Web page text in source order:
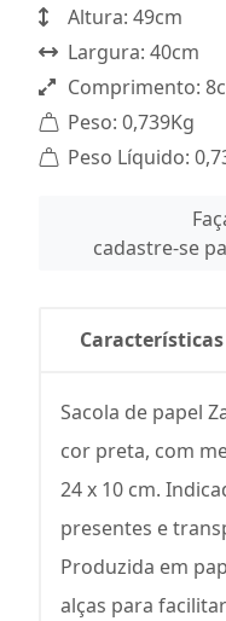
Altura: 49cm
Largura: 40cm
Comprimento:
Peso: 0,739Kg
Peso Líquido:
cadastre-se
Características
Sacola de papel
cor preta, com
24 x 10 cm.
presentes e
Produzida em
alças para